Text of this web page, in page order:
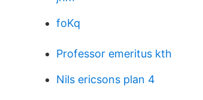
foKq
Professor emeritus kth
Nils ericsons plan 4